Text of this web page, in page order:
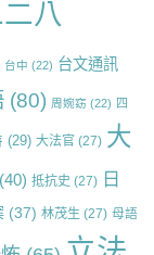
八
台中 (22) 台文通訊
(80) 周婉窈 (22) 四
(29) 大法官 (27) 大
(40) 抵抗史 (27) 日
(37) 林茂生 (27) 母語